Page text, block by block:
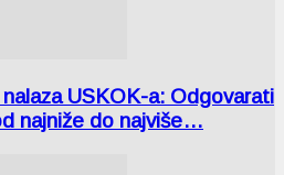
USKOK-a: Odgovarati
najniže do najviše…